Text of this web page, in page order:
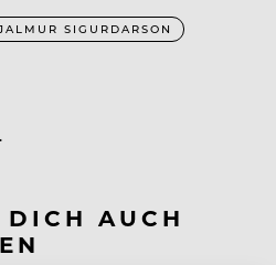
SIGURDARSON
AUCH